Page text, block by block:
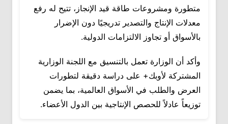
متطورة ومشروعات طاقة قيد الإنجاز، تتيح له رفع
معدلات الإنتاج والتصدير تدريجيًا دون الإضرار
بالأسواق أو تجاوز الالتزامات الدولية.
وأكد أن الوزارة تعمل بالتنسيق مع اللجنة الوزارية
المشتركة لأوبك+ على دراسة دقيقة لتطورات
العرض والطلب في الأسواق العالمية، بما يضمن
توزيعاً عادلاً للحصص الإنتاجية بين الدول الأعضاء.